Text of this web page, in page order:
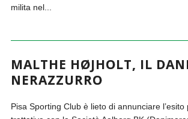
milita nel...
MALTHE HØJHOLT, IL
NERAZZURRO
Pisa Sporting Club è lieto di annunciare l’esito